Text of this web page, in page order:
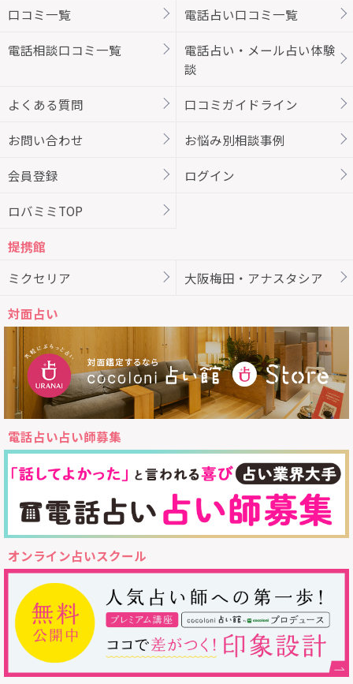
口コミ一覧 電話占い口コミ一覧
電話相談口コミ一覧
電話占い・メール占い体験
談
よくある質問 口コミガイドライン
お問い合わせ お悩み別相談事例
会員登録 ログイン
ロバミミTOP
提携館
ミクセリア
大阪梅田・アナスタシア
対面占い
電話占い占い師募集
オンライン占いスクール